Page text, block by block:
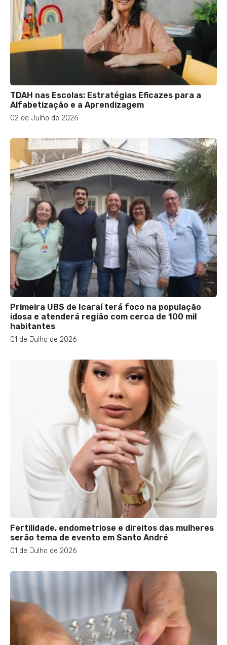
TDAH nas Escolas: Estratégias Eficazes para a
Alfabetização e a Aprendizagem
02 de Julho de 2026
Primeira UBS de Icaraí terá foco na população
idosa e atenderá região com cerca de 100 mil
habitantes
01 de Julho de 2026
Fertilidade, endometriose e direitos das mulheres
serão tema de evento em Santo André
01 de Julho de 2026